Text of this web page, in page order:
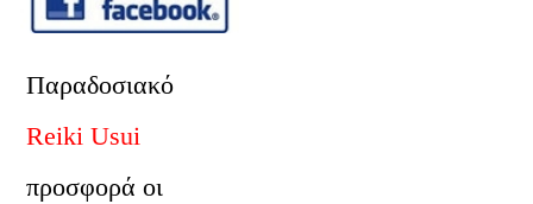
Παραδοσιακό
Reiki Usui
προσφορά οι